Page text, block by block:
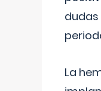
dudas
La